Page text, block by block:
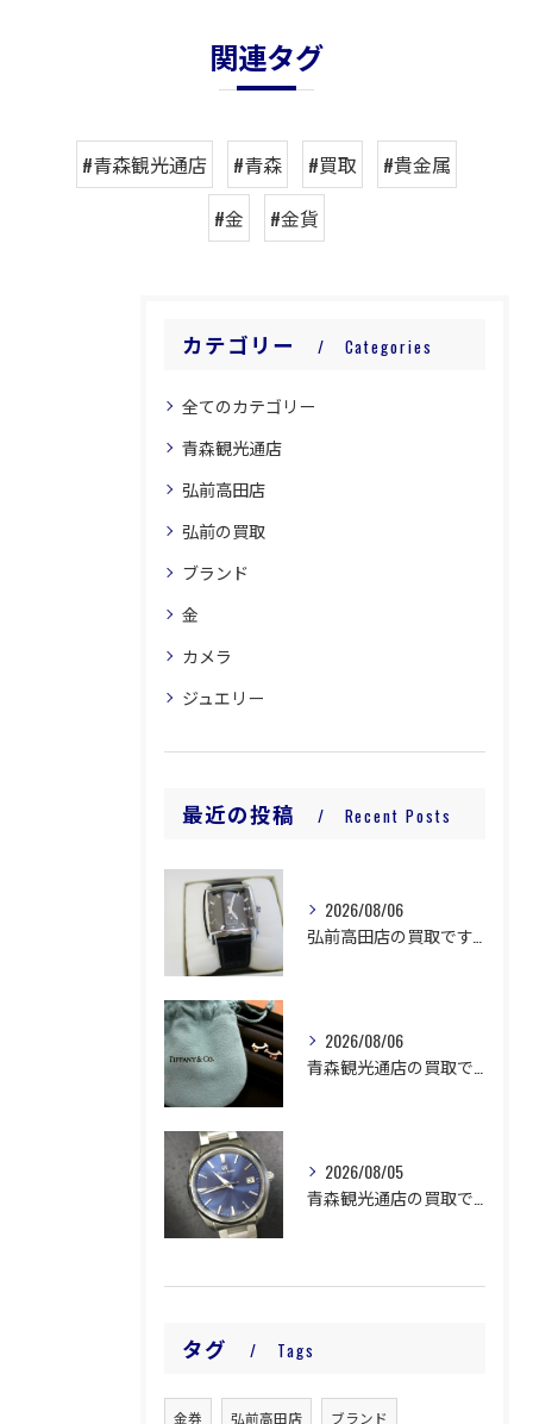
関連タグ
#青森観光通店 #青森 #買取
#貴金属
#金
#金貨
カテゴリー Categories
全てのカテゴリー
青森観光通店
弘前高田店
弘前の買取
ブランド
金
カメラ
ジュエリー
最近の投稿 Recent Posts
2026/08/06
2026/08/06
2026/08/05
タグ Tags
金券 弘前高田店 ブランド